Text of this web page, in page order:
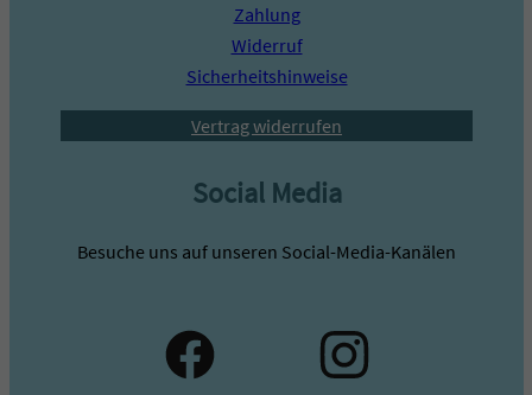
Zahlung
Widerruf
Sicherheitshinweise
Vertrag widerrufen
Social Media
Besuche uns auf unseren Social-Media-Kanälen